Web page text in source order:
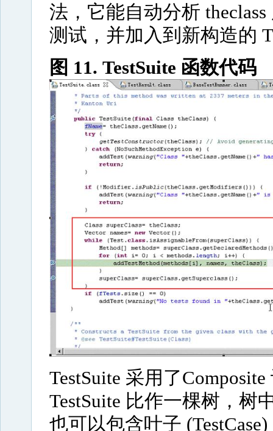
法，它能自动分析
测试，并加入到新构造的
图 11. TestSuite 函数代码
TestSuite 采用了
TestSuite 比作一棵树，树
也可以包含叶子